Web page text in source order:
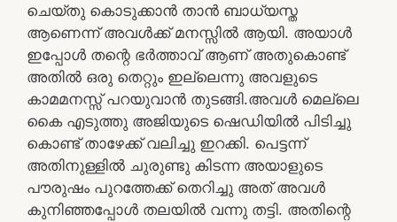
ചെയ്തു കൊടുക്കാൻ താൻ ബാധ്യസ്ത
ആണെന്ന് അവൾക്ക് മനസ്സിൽ ആയി. അയാൾ
ഇപ്പോൾ തന്റെ ഭർത്താവ് ആണ് അതുകൊണ്ട്
അതിൽ ഒരു തെറ്റും ഇല്ലെന്നു അവളുടെ
കാമമനസ്സ് പറയുവാൻ തുടങ്ങി.അവൾ മെല്ലെ
കൈ എടുത്തു അജിയുടെ ഷെഡിയിൽ പിടിച്ചു
കൊണ്ട് താഴേക്ക് വലിച്ചു ഇറക്കി. പെട്ടന്ന്
അതിനുള്ളിൽ ചുരുണ്ടു കിടന്ന അയാളുടെ
പൗരുഷം പുറത്തേക്ക് തെറിച്ചു അത് അവൾ
കുനിഞ്ഞപ്പോൾ തലയിൽ വന്നു തട്ടി. അതിന്റെ